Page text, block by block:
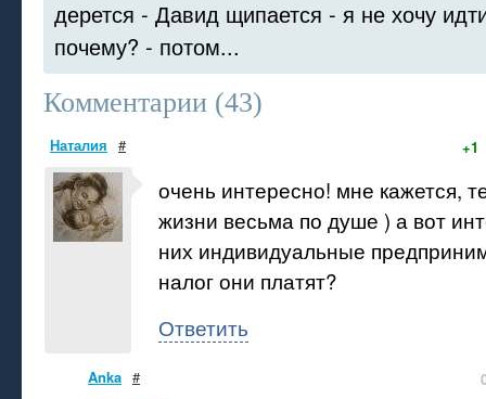
дерется - Давид щипается - я не хочу
почему? - потом...
Комментарии (43)
Наталия # +1
очень интересно! мне кажется,
жизни весьма по душе ) а вот
них индивидуальные
налог они платят?
Ответить
Anka #